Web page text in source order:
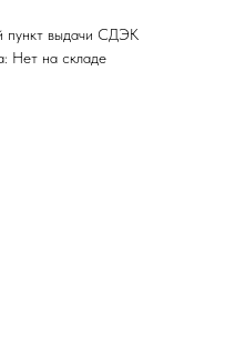
пункт выдачи СДЭК
Нет на складе